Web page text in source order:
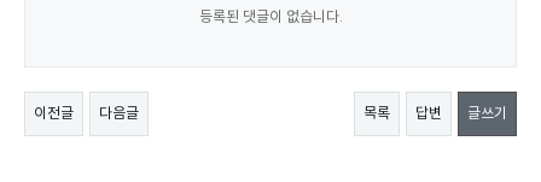
등록된 댓글이 없습니다.
이전글 다음글 목록 답변 글쓰기